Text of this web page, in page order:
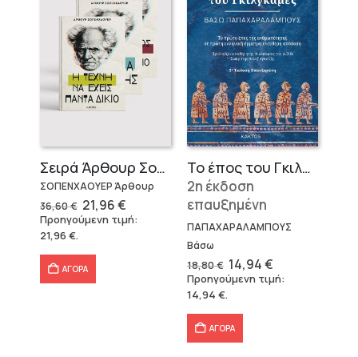
Σειρά Άρθουρ Σοπενχάουερ (3 βιβλία)
ΣΟΠΕΝΧΑΟΥΕΡ Άρθουρ
36,60€ Original
price
was:
21,96€Η
τρέχουσα
τιμή
Προηγούμενη τιμή:
21,96 €.
ΑΓΟΡΑ
Το έπος του Γκιλγκαμές
2η έκδοση
επαυξημένη
ΠΑΠΑΧΑΡΑΛΑΜΠΟΥΣ
Βάσω
18,80€ Original
price
was:
18,80 €.
14,94€Η
τρέχουσα
τιμή
Προηγούμενη τιμή:
14,94 €.
ΑΓΟΡΑ